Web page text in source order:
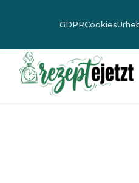
GDPRCookies